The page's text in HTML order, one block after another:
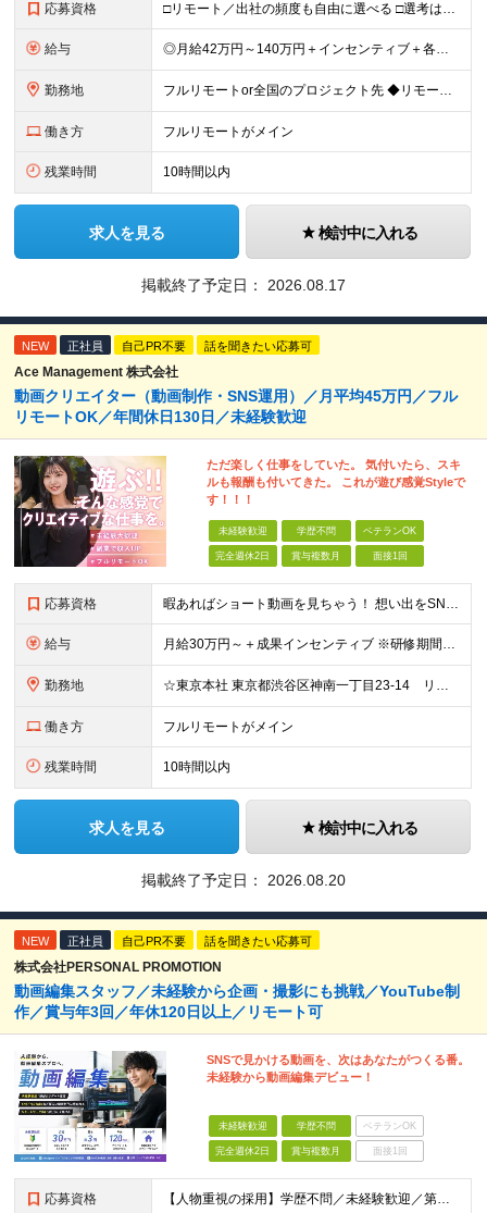
応募資格 □リモート／出社の頻度も自由に選べる □選考は役員とWeb面談1回のみ □学歴不問／第二新卒歓迎／ブランクOK 【応募条件】 ◎ITエンジニアの実務経験1年以上をお持ちの方 └言語・業界・ジャンル不
給与 ◎月給42万円～140万円＋インセンティブ＋各種手当 ・エンジニア平均年収640万円 ・入社したエンジニア全員年収UP！平均180万円UP！ ・還元率80~95%！平均還元率86.9% ・単価連動型⇒
勤務地 フルリモートor全国のプロジェクト先 ◆リモート実施率93%（リモート／出社の頻度も自分で選べる） ◆UIターン歓迎！転勤なし ※(変更の範囲)上記を除く当社関連勤務地 ＼独立した評価機関による評価
働き方 フルリモートがメイン
残業時間 10時間以内
求人を見る 検討中に入れる
掲載終了予定日： 2026.08.17
NEW 正社員 自己PR不要 話を聞きたい応募可
Ace Management 株式会社
動画クリエイター（動画制作・SNS運用）／月平均45万円／フル
リモートOK／年間休日130日／未経験歓迎
ただ楽しく仕事をしていた。 気付いたら、スキ
ルも報酬も付いてきた。 これが遊び感覚Styleで
す！！！
未経験歓迎 学歴不問 ベテランOK
完全週休2日 賞与複数月 面接1回
応募資格 暇あればショート動画を見ちゃう！ 想い出をSNSにアップしちゃう！ 【そんな方が活躍できる会社です！！】 ＝＝＝ 今 の 仕 事 を 続 け て い て も 何 者 に も な れ な い 。
給与 月給30万円～＋成果インセンティブ ※研修期間6カ月間
勤務地 ☆東京本社 東京都渋谷区神南一丁目23-14 リージャス渋谷公園通り7F ☆新宿支社 東京都新宿区西新宿3-7-1 新宿パークタワー N棟30F ☆池袋支社 東京都豊島区南池袋1-16-15 ダイ
働き方 フルリモートがメイン
残業時間 10時間以内
求人を見る 検討中に入れる
掲載終了予定日： 2026.08.20
NEW 正社員 自己PR不要 話を聞きたい応募可
株式会社PERSONAL PROMOTION
動画編集スタッフ／未経験から企画・撮影にも挑戦／YouTube制
作／賞与年3回／年休120日以上／リモート可
SNSで見かける動画を、次はあなたがつくる番。
未経験から動画編集デビュー！
未経験歓迎 学歴不問 ベテランOK
完全週休2日 賞与複数月 面接1回
応募資格 【人物重視の採用】学歴不問／未経験歓迎／第二新卒歓迎 「動画編集を仕事にしてみたい！」 「YouTubeやTikTokが好き！」 「クリエイティブな仕事に挑戦したい！」 そんな想いがあれば、経験や